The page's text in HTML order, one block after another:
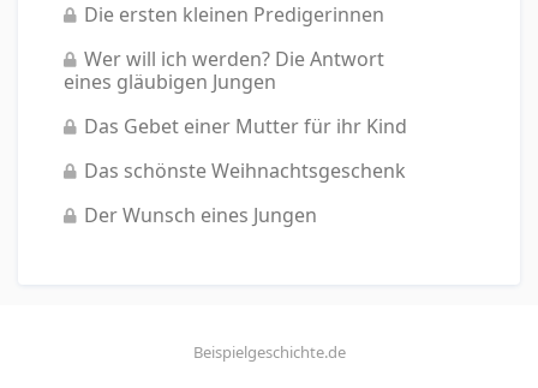
Die ersten kleinen Predigerinnen
Wer will ich werden? Die Antwort
eines gläubigen Jungen
Das Gebet einer Mutter für ihr Kind
Das schönste Weihnachtsgeschenk
Der Wunsch eines Jungen
Beispielgeschichte.de